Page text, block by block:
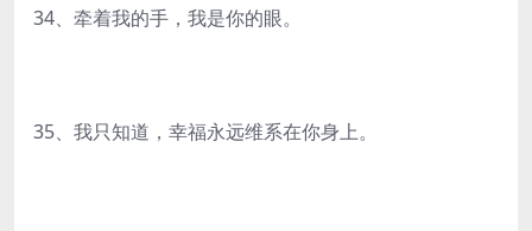
34、牵着我的手，我是你的眼。
35、我只知道，幸福永远维系在你身上。